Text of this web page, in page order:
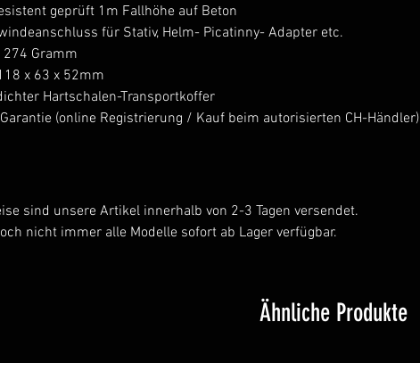
geprüft 1m Fallhöhe auf Beton
für Stativ, Helm- Picatinny- Adapter etc.
274 Gramm
x 63 x 52mm
Hartschalen-Transportkoffer
(online Registrierung / Kauf beim autorisierten CH-Händler)
sind unsere Artikel innerhalb von 2-3 Tagen versendet.
nicht immer alle Modelle sofort ab Lager verfügbar.
Ähnliche Produkte